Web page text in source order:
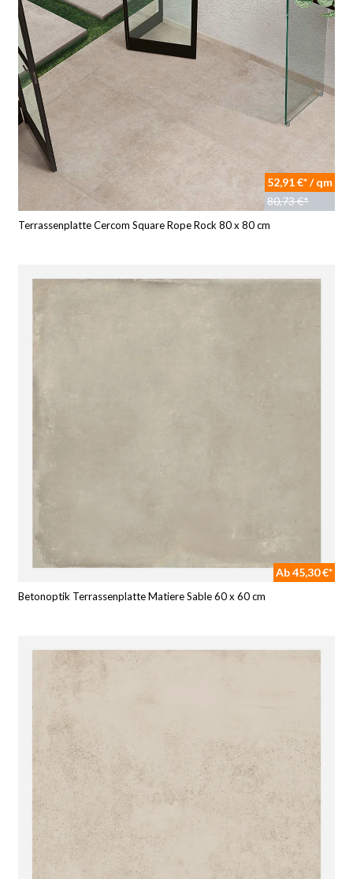
52,91 €* / qm
80,73 €*
Terrassenplatte Cercom Square Rope Rock 80 x 80 cm
Ab 45,30 €*
Betonoptik Terrassenplatte Matiere Sable 60 x 60 cm